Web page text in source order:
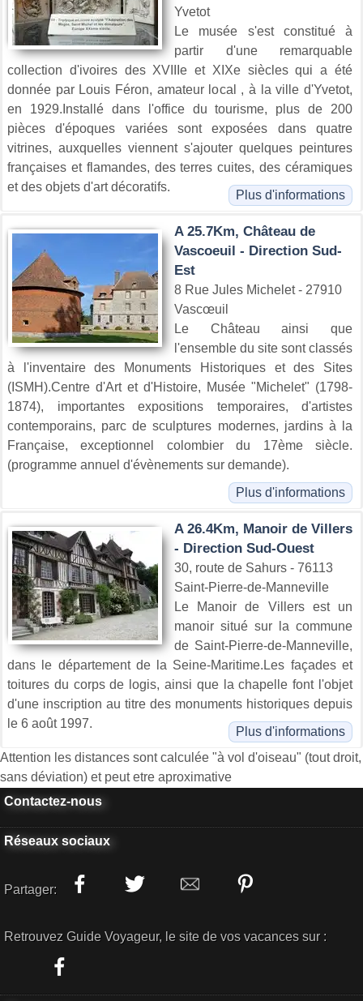
Yvetot
Le musée s'est constitué à
partir d'une remarquable
collection d'ivoires des XVIIIe et XIXe siècles qui a été
donnée par Louis Féron, amateur local , à la ville d'Yvetot,
en 1929.Installé dans l'office du tourisme, plus de 200
pièces d'époques variées sont exposées dans quatre
vitrines, auxquelles viennent s'ajouter quelques peintures
françaises et flamandes, des terres cuites, des céramiques
et des objets d'art décoratifs.
Plus d'informations
A 25.7Km, Château de
Vascoeuil - Direction Sud-
Est
8 Rue Jules Michelet - 27910
Vascœuil
Le Château ainsi que
l'ensemble du site sont classés
à l'inventaire des Monuments Historiques et des Sites
(ISMH).Centre d'Art et d'Histoire, Musée "Michelet" (1798-
1874), importantes expositions temporaires, d'artistes
contemporains, parc de sculptures modernes, jardins à la
Française, exceptionnel colombier du 17ème siècle.
(programme annuel d'évènements sur demande).
Plus d'informations
A 26.4Km, Manoir de Villers
- Direction Sud-Ouest
30, route de Sahurs - 76113
Saint-Pierre-de-Manneville
Le Manoir de Villers est un
manoir situé sur la commune
de Saint-Pierre-de-Manneville,
dans le département de la Seine-Maritime.Les façades et
toitures du corps de logis, ainsi que la chapelle font l'objet
d'une inscription au titre des monuments historiques depuis
le 6 août 1997.
Plus d'informations
Attention les distances sont calculée "à vol d'oiseau" (tout droit,
sans déviation) et peut etre aproximative
Contactez-nous
Réseaux sociaux
Partager:
Retrouvez Guide Voyageur, le site de vos vacances sur :